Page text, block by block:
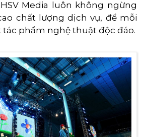
Media luôn không ngừng
chất lượng dịch vụ, để mỗi
tác phẩm nghệ thuật độc đáo.